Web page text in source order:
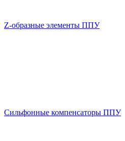
Z-образные элементы ППУ
Сильфонные компенсаторы ППУ